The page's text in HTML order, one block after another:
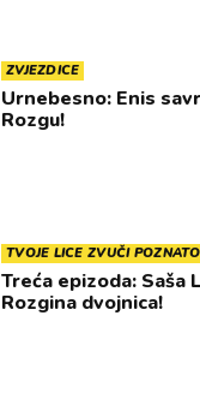
ZVJEZDICE
Urnebesno: Enis
Rozgu!
TVOJE LICE ZVUČI POZNATO
Treća epizoda: Saša
Rozgina dvojnica!